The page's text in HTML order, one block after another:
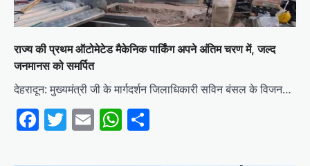
राज्य की प्रथम ऑटोमेटेड मैकेनिक पार्किंग अपने अंतिम चरण में, जल्द
जनमानस को समर्पित
देहरादून: मुख्यमंत्री जी के मार्गदर्शन जिलाधिकारी सविन बंसल के विजन…
Facebook
Twitter
EmailWhatsApp